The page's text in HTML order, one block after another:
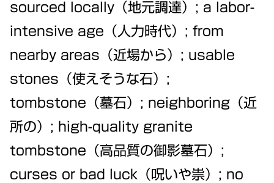
sourced locally（地元調達）; a labor-
intensive age（人力時代）; from
nearby areas（近場から）; usable
stones（使えそうな石）;
tombstone（墓石）; neighboring（近
所の）; high-quality granite
tombstone（高品質の御影墓石）;
curses or bad luck（呪いや祟）; no